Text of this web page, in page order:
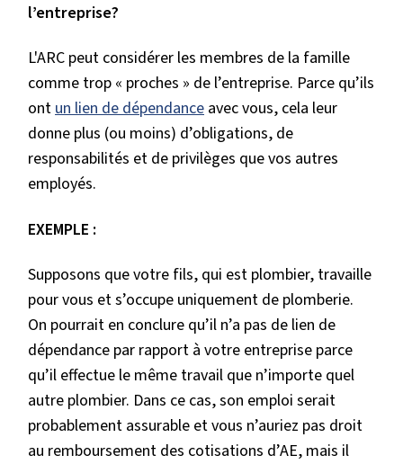
l’entreprise?
L'ARC peut considérer les membres de la famille
comme trop « proches » de l’entreprise. Parce qu’ils
ontun lien de dépendance avec vous, cela leur
donne plus (ou moins) d’obligations, de
responsabilités et de privilèges que vos autres
employés.
EXEMPLE :
Supposons que votre fils, qui est plombier, travaille
pour vous et s’occupe uniquement de plomberie.
On pourrait en conclure qu’il n’a pas de lien de
dépendance par rapport à votre entreprise parce
qu’il effectue le même travail que n’importe quel
autre plombier. Dans ce cas, son emploi serait
probablement assurable et vous n’auriez pas droit
au remboursement des cotisations d’AE, mais il